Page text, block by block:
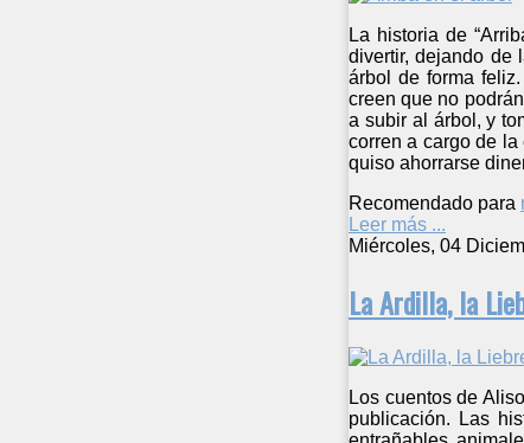
La historia de
divertir, dejando de
árbol de forma
creen que no
a subir al árbol, y
corren a cargo de
quiso ahorrarse
Recomendado para
Leer más ...
Miércoles, 04
La Ardilla, la
Los cuentos de
publicación. Las